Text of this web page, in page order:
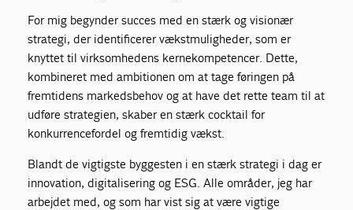
For mig begynder succes med en stærk og visionær
strategi, der identificerer vækstmuligheder, som er
knyttet til virksomhedens kernekompetencer. Dette,
kombineret med ambitionen om at tage føringen på
fremtidens markedsbehov og at have det rette team til at
udføre strategien, skaber en stærk cocktail for
konkurrencefordel og fremtidig vækst.
Blandt de vigtigste byggesten i en stærk strategi i dag er
innovation, digitalisering og ESG. Alle områder, jeg har
arbejdet med, og som har vist sig at være vigtige